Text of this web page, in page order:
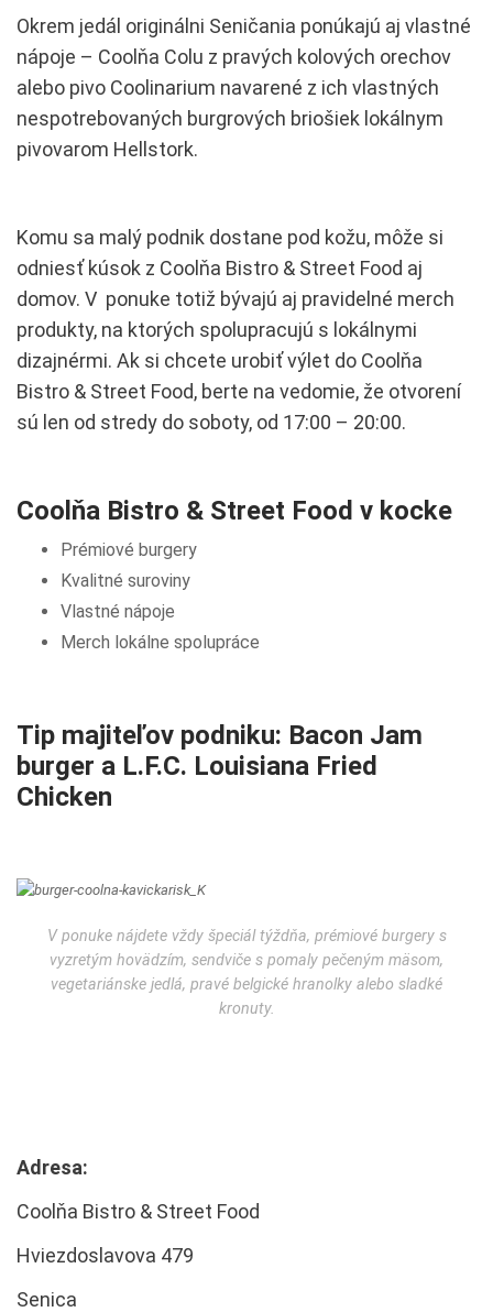
Okrem jedál originálni Seničania ponúkajú aj vlastné
nápoje – Coolňa Colu z pravých kolových orechov
alebo pivo Coolinarium navarené z ich vlastných
nespotrebovaných burgrových briošiek lokálnym
pivovarom Hellstork.
Komu sa malý podnik dostane pod kožu, môže si
odniesť kúsok z Coolňa Bistro & Street Food aj
domov. V ponuke totiž bývajú aj pravidelné merch
produkty, na ktorých spolupracujú s lokálnymi
dizajnérmi. Ak si chcete urobiť výlet do Coolňa
Bistro & Street Food, berte na vedomie, že otvorení
sú len od stredy do soboty, od 17:00 – 20:00.
Coolňa Bistro & Street Food v kocke
Prémiové burgery
Kvalitné suroviny
Vlastné nápoje
Merch lokálne spolupráce
Tip majiteľov podniku: Bacon Jam
burger a L.F.C. Louisiana Fried
Chicken
V ponuke nájdete vždy špeciál týždňa, prémiové burgery s
vyzretým hovädzím, sendviče s pomaly pečeným mäsom,
vegetariánske jedlá, pravé belgické hranolky alebo sladké
kronuty.
Adresa:
Coolňa Bistro & Street Food
Hviezdoslavova 479
Senica